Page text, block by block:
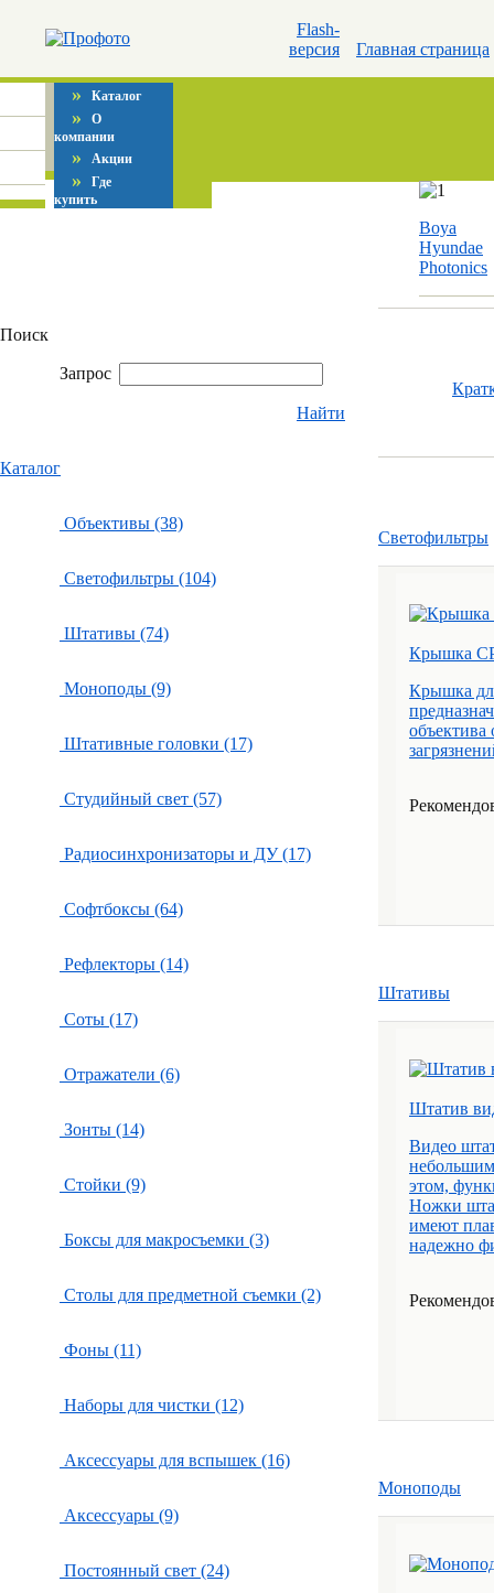
Flash-
версия
Главная страница
» Каталог
» О
компании
» Акции
» Где
купить
Boya
Hyundae
Photonics
Поиск
Запрос
Найти
Каталог
Объективы (38)
Светофильтры (104)
Штативы (74)
Моноподы (9)
Штативные головки (17)
Студийный свет (57)
Радиосинхронизаторы и ДУ (17)
Софтбоксы (64)
Рефлекторы (14)
Соты (17)
Отражатели (6)
Зонты (14)
Стойки (9)
Боксы для макросъемки (3)
Столы для предметной съемки (2)
Фоны (11)
Наборы для чистки (12)
Аксессуары для вспышек (16)
Аксессуары (9)
Постоянный свет (24)
Светофильтры
Крышкa
Крышка
Штативы
Штатив
Видео
этом,
Ножки
имеют
надежно
Моноподы